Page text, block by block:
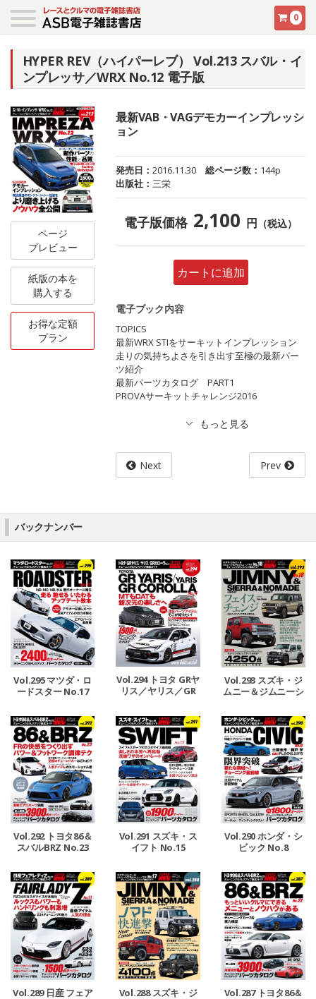
0
HYPER REV（ハイパーレブ） Vol.213 スバル・イ
ンプレッサ／WRX No.12 電子版
ページ
プレビュー
紙版の本を
購入する
お得な定額
プラン
最新VAB・VAGデモカーインプレッシ
ョン
発売日：2016.11.30 総ページ数： 144p
出版社：三栄
電子版価格 2,100 円 （税込）
カートに追加
電子ブック内容
TOPICS
最新WRX STIをサーキットインプレッション
走りの気持ちよさを引き出す至極の最新パー
ツ紹介
最新パーツカタログ PART1
PROVAサーキットチャレンジ2016
Next Prev
バックナンバー
Vol.295 マツダ・ロ
ードスター No.17
Vol.294 トヨタ GRヤ
リス／ヤリス／GR
Vol.293 スズキ・ジ
ムニー＆ジムニーシ
ド No.18
Vol.292 トヨタ86＆
スバルBRZ No.23
Vol.291 スズキ・ス
イフト No.15
Vol.290 ホンダ・シ
ビック No.8
Vol.289 日産 フェア
Vol.288 スズキ・ジ
Vol.287 トヨタ86＆